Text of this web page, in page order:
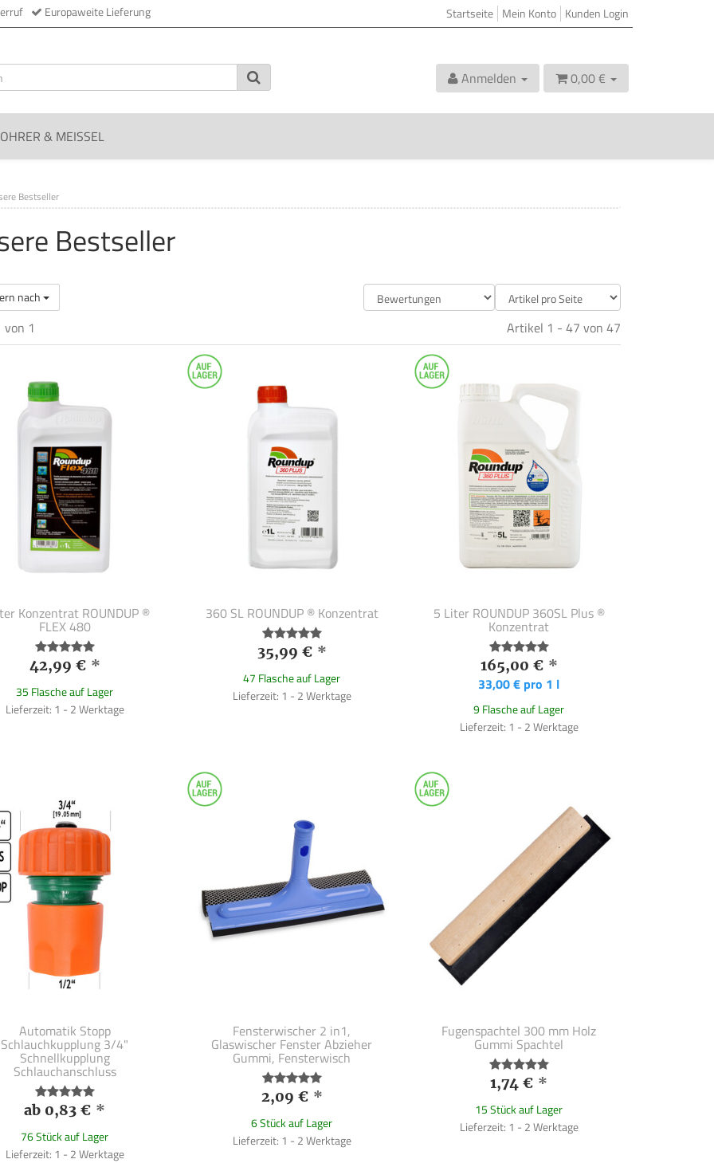
Europaweite Lieferung Startseite Mein Konto Kunden Login
Anmelden 0,00 €
& MEISSEL
Bestseller
Bestseller
nach
von 1 Artikel 1 - 47 von 47
Konzentrat ROUNDUP ®
FLEX 480
42,99 € *
35 Flasche auf Lager
Lieferzeit: 1 - 2 Werktage
360 SL ROUNDUP ® Konzentrat
35,99 € *
47 Flasche auf Lager
Lieferzeit: 1 - 2 Werktage
5 Liter ROUNDUP 360SL Plus ®
Konzentrat
165,00 € *
33,00 € pro 1 l
9 Flasche auf Lager
Lieferzeit: 1 - 2 Werktage
Automatik Stopp
Schlauchkupplung 3/4"
Schnellkupplung
Schlauchanschluss
ab 0,83 € *
76 Stück auf Lager
Lieferzeit: 1 - 2 Werktage
Fensterwischer 2 in1,
Glaswischer Fenster Abzieher
Gummi, Fensterwisch
2,09 € *
6 Stück auf Lager
Lieferzeit: 1 - 2 Werktage
Fugenspachtel 300 mm Holz
Gummi Spachtel
1,74 € *
15 Stück auf Lager
Lieferzeit: 1 - 2 Werktage